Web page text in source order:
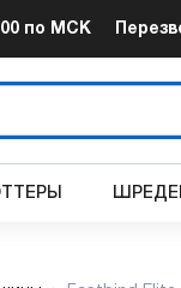
по МСК